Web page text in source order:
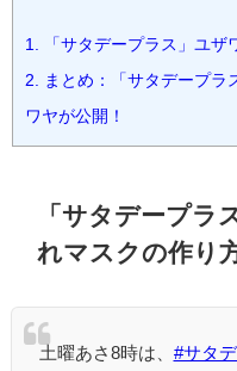
1. 「サタデープラス」ユザ
2. まとめ：「サタデープラ
ワヤが公開！
「サタデープラ
れマスクの作り
土曜あさ8時は、 #サタ